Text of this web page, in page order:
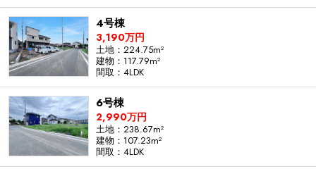
4号棟
3,190万円
土地：224.75m²
建物：117.79m²
間取：4LDK
6号棟
2,990万円
土地：238.67m²
建物：107.23m²
間取：4LDK